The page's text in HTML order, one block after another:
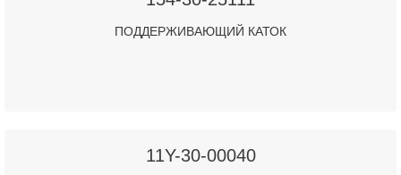
ПОДДЕРЖИВАЮЩИЙ КАТОК
11Y-30-00040